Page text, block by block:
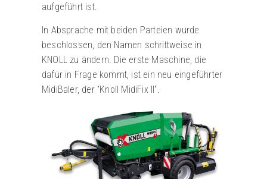
aufgeführt ist.
In Absprache mit beiden Parteien wurde
beschlossen, den Namen schrittweise in
KNOLL zu ändern. Die erste Maschine, die
dafür in Frage kommt, ist ein neu eingeführter
MidiBaler, der “Knoll MidiFix II“.